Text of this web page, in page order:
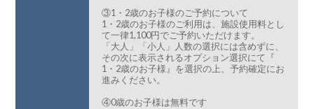
③1・2歳のお子様のご予約について
1・2歳のお子様のご利用は、施設使用料とし
て一律1,100円でご予約いただけます。
「大人」「小人」人数の選択には含めずに、
その次に表示されるオプション選択にて『
1・2歳のお子様』を選択の上、予約確定にお
進みください。
④0歳のお子様は無料です